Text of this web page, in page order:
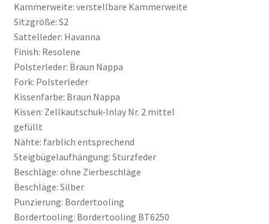
Kammerweite: verstellbare Kammerweite
Sitzgröße: S2
Sattelleder: Havanna
Finish: Resolene
Polsterleder: Braun Nappa
Fork: Polsterleder
Kissenfarbe: Braun Nappa
Kissen: Zellkautschuk-Inlay Nr. 2 mittel
gefüllt
Nähte: farblich entsprechend
Steigbügelaufhängung: Sturzfeder
Beschläge: ohne Zierbeschläge
Beschläge: Silber
Punzierung: Bordertooling
Bordertooling: Bordertooling BT6250